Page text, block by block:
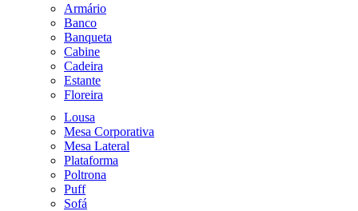
Armário
Banco
Banqueta
Cabine
Cadeira
Estante
Floreira
Lousa
Mesa Corporativa
Mesa Lateral
Plataforma
Poltrona
Puff
Sofá